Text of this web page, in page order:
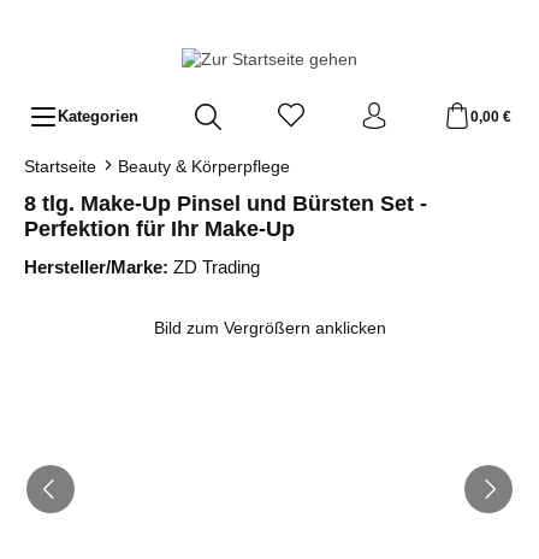
Kategorien 0,00 €
Startseite Beauty & Körperpflege
8 tlg. Make-Up Pinsel und Bürsten Set -
Perfektion für Ihr Make-Up
Hersteller/Marke: ZD Trading
Bild zum Vergrößern anklicken